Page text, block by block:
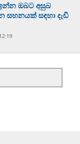
ඔබට අසුබ
සහනයක් සඳහා දැඩි